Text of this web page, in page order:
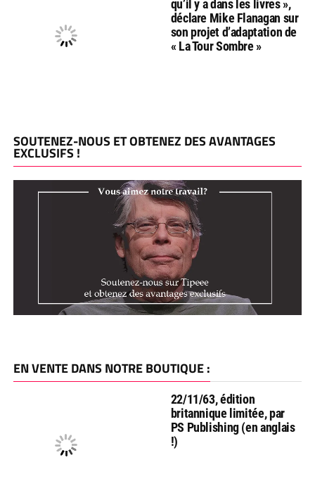
qu’il y a dans les livres »,
déclare Mike Flanagan sur
son projet d’adaptation de
« La Tour Sombre »
SOUTENEZ-NOUS ET OBTENEZ DES AVANTAGES
EXCLUSIFS !
EN VENTE DANS NOTRE BOUTIQUE :
22/11/63, édition
britannique limitée, par
PS Publishing (en anglais
!)